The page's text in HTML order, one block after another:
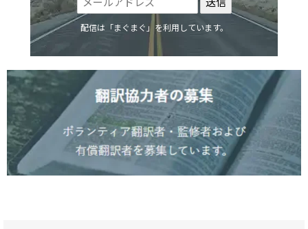
配信は「まぐまぐ」を利用しています。